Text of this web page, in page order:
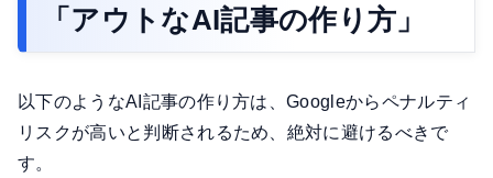
「アウトなAI記事の作り方」
以下のようなAI記事の作り方は、Googleからペナルティ
リスクが高いと判断されるため、絶対に避けるべきで
す。